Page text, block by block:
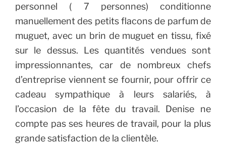
personnel ( 7 personnes) conditionne
manuellement des petits flacons de parfum de
muguet, avec un brin de muguet en tissu, fixé
sur le dessus. Les quantités vendues sont
impressionnantes, car de nombreux chefs
d’entreprise viennent se fournir, pour offrir ce
cadeau sympathique à leurs salariés, à
l’occasion de la fête du travail. Denise ne
compte pas ses heures de travail, pour la plus
grande satisfaction de la clientèle.